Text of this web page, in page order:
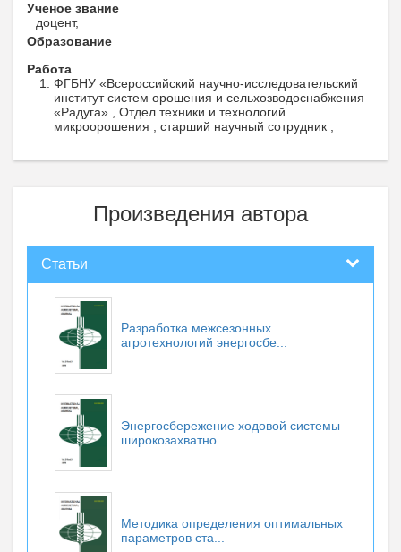
Ученое звание
доцент,
Образование
Работа
ФГБНУ «Всероссийский научно-исследовательский
институт систем орошения и сельхозводоснабжения
«Радуга» , Отдел техники и технологий
микроорошения , старший научный сотрудник ,
Произведения автора
Статьи
Разработка межсезонных
агротехнологий энергосбе...
Энергосбережение ходовой системы
широкозахватно...
Методика определения оптимальных
параметров ста...